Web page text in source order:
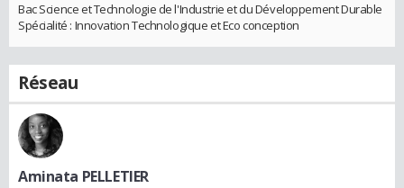
Bac Science et Technologie de l'Industrie et du Développement Durable
Spécialité : Innovation Technologique et Eco conception
Réseau
Aminata PELLETIER